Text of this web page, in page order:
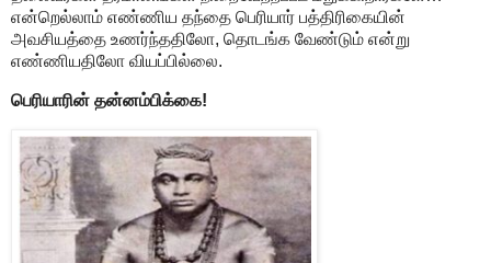
என்றெல்லாம் எண்ணிய தந்தை பெரியார் பத்திரிகையின்
அவசியத்தை உணர்ந்ததிலோ, தொடங்க வேண்டும் என்று
எண்ணியதிலோ வியப்பில்லை.
பெரியாரின் தன்னம்பிக்கை!